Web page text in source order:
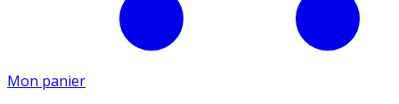
Mon panier